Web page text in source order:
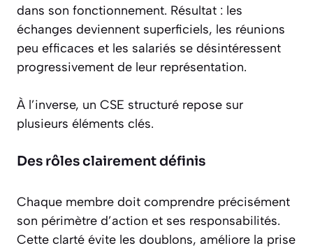
dans son fonctionnement. Résultat : les
échanges deviennent superficiels, les réunions
peu efficaces et les salariés se désintéressent
progressivement de leur représentation.
À l’inverse, un CSE structuré repose sur
plusieurs éléments clés.
Des rôles clairement définis
Chaque membre doit comprendre précisément
son périmètre d’action et ses responsabilités.
Cette clarté évite les doublons, améliore la prise